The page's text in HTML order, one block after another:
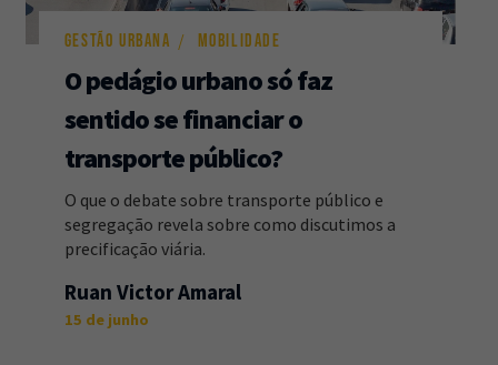
GESTÃO URBANA MOBILIDADE
O pedágio urbano só faz
sentido se financiar o
transporte público?
O que o debate sobre transporte público e
segregação revela sobre como discutimos a
precificação viária.
Ruan Victor Amaral
15 de junho